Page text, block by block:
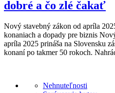
dobré a čo zlé čakať
Nový stavebný zákon od apríla
konaniach a dopady pre biznis
apríla 2025 prináša na Slovensku
konaní po takmer 50 rokoch.
Nehnuteľnosti